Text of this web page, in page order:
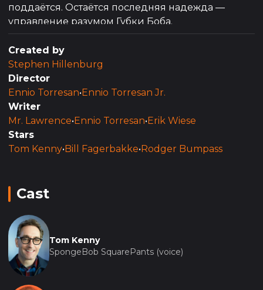
поддаётся. Остаётся последняя надежда —
управление разумом Губки Боба.
Created by
Stephen Hillenburg
Director
Ennio Torresan• Ennio Torresan Jr.
Writer
Mr. Lawrence• Ennio Torresan• Erik Wiese
Stars
Tom Kenny• Bill Fagerbakke• Rodger Bumpass
Cast
Tom Kenny
SpongeBob SquarePants (voice)